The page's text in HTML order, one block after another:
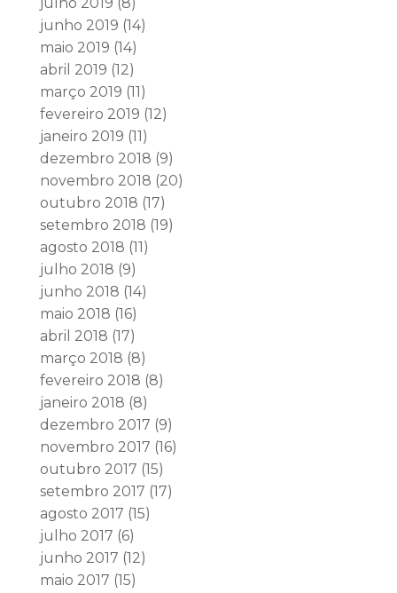
junho 2019 (14)
maio 2019 (14)
abril 2019 (12)
março 2019 (11)
fevereiro 2019 (12)
janeiro 2019 (11)
dezembro 2018 (9)
novembro 2018 (20)
outubro 2018 (17)
setembro 2018 (19)
agosto 2018 (11)
julho 2018 (9)
junho 2018 (14)
maio 2018 (16)
abril 2018 (17)
março 2018 (8)
fevereiro 2018 (8)
janeiro 2018 (8)
dezembro 2017 (9)
novembro 2017 (16)
outubro 2017 (15)
setembro 2017 (17)
agosto 2017 (15)
julho 2017 (6)
junho 2017 (12)
maio 2017 (15)